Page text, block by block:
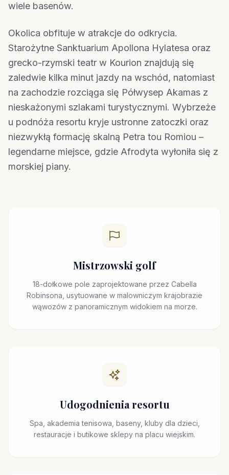
wiele basenów.
Okolica obfituje w atrakcje do odkrycia.
Starożytne Sanktuarium Apollona Hylatesa oraz
grecko-rzymski teatr w Kourion znajdują się
zaledwie kilka minut jazdy na wschód, natomiast
na zachodzie rozciąga się Półwysep Akamas z
nieskażonymi szlakami turystycznymi. Wybrzeże
u podnóża resortu kryje ustronne zatoczki oraz
niezwykłą formację skalną Petra tou Romiou –
legendarne miejsce, gdzie Afrodyta wyłoniła się z
morskiej piany.
Mistrzowski golf
18-dołkowe pole zaprojektowane przez Cabella
Robinsona, usytuowane w malowniczym krajobrazie
wąwozów z panoramicznym widokiem na morze.
Udogodnienia resortu
Spa, akademia tenisowa, baseny, kluby dla dzieci,
restauracje i butikowe sklepy na placu wiejskim.